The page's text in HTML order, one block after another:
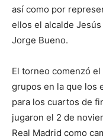
así como por
ellos el alcalde
Jorge Bueno.
El torneo comenzó
grupos en la que los
para los cuartos de
jugaron el 2 de
Real Madrid como